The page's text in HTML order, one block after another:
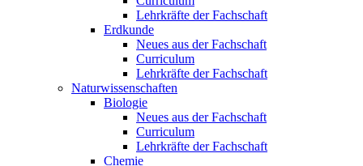
Lehrkräfte der Fachschaft
Erdkunde
Neues aus der Fachschaft
Curriculum
Lehrkräfte der Fachschaft
Naturwissenschaften
Biologie
Neues aus der Fachschaft
Curriculum
Lehrkräfte der Fachschaft
Chemie